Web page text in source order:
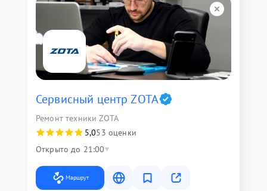
Сервисный центр ZOTA
Ремонт техники ZOTA
5,053 оценки
Открыто до 21:00
Маршрут